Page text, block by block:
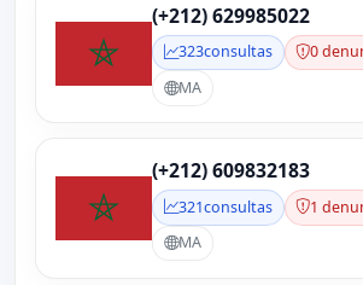
(+212) 629985022
323consultas 0
MA
(+212) 609832183
321consultas 1
MA